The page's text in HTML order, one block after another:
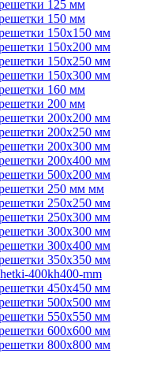
125 мм
150 мм
150х150 мм
150х200 мм
150х250 мм
150х300 мм
160 мм
200 мм
200х200 мм
200х250 мм
200х300 мм
200х400 мм
500х200 мм
250 мм мм
250х250 мм
250х300 мм
300х300 мм
300х400 мм
350х350 мм
400kh400-mm
450х450 мм
500х500 мм
550х550 мм
600х600 мм
800х800 мм